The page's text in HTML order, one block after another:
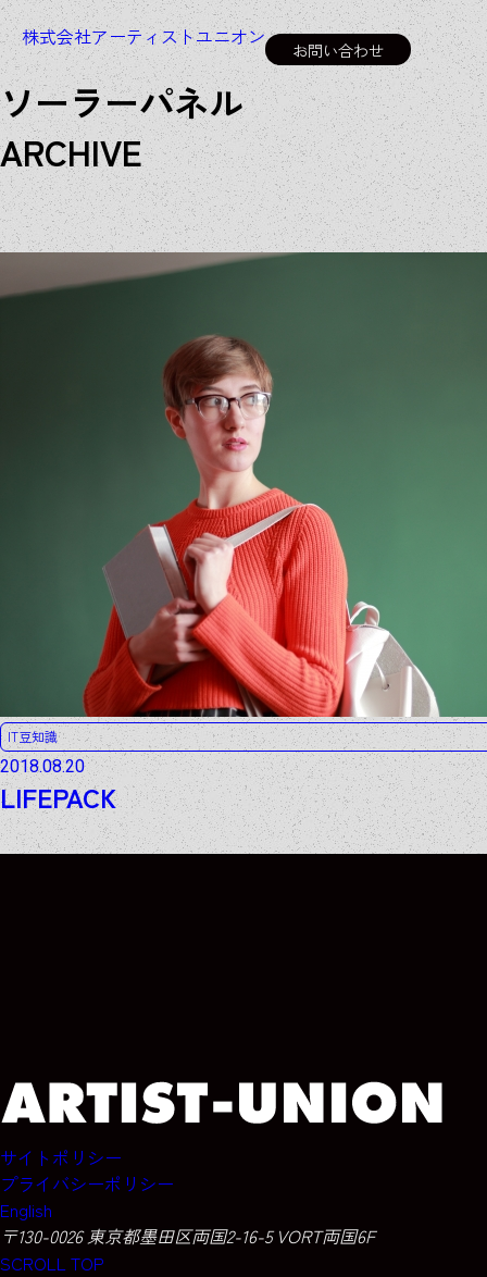
株式会社アーティストユニオン
お問い合わせ
ソーラーパネル
ARCHIVE
IT豆知識
2018.08.20
LIFEPACK
サイトポリシー
プライバシーポリシー
English
〒130-0026 東京都墨田区両国2-16-5 VORT両国6F
SCROLL TOP